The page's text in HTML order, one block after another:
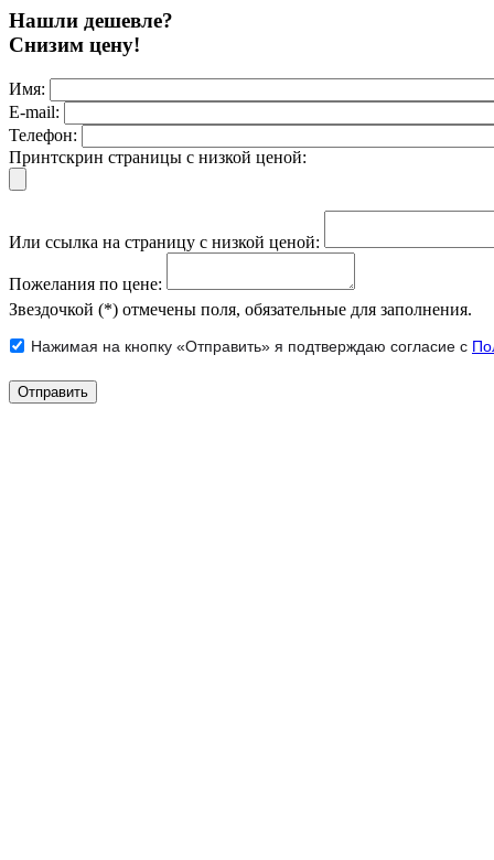
Нашли дешевле?
Снизим цену!
Имя:
E-mail:
Телефон:
Принтскрин страницы с низкой ценой:
Или ссылка на страницу с низкой ценой:
Пожелания по цене:
Звездочкой (*) отмечены поля, обязательные для заполнения.
Нажимая на кнопку «Отправить» я подтверждаю согласие с